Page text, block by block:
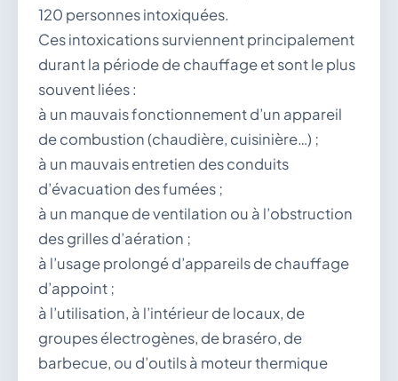
120 personnes intoxiquées.
Ces intoxications surviennent principalement
durant la période de chauffage et sont le plus
souvent liées :
à un mauvais fonctionnement d’un appareil
de combustion (chaudière, cuisinière…) ;
à un mauvais entretien des conduits
d’évacuation des fumées ;
à un manque de ventilation ou à l’obstruction
des grilles d’aération ;
à l’usage prolongé d’appareils de chauffage
d’appoint ;
à l’utilisation, à l’intérieur de locaux, de
groupes électrogènes, de braséro, de
barbecue, ou d’outils à moteur thermique